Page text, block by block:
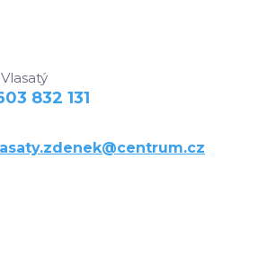
832 131